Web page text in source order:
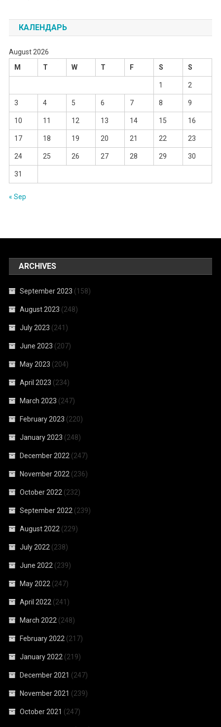
КАЛЕНДАРЬ
August 2026
M
T W T F S S
1 2
3 4 5 6 7 8 9
10 11 12 13 14 15 16
17 18 19 20 21 22 23
24 25 26 27 28 29 30
31
« Sep
ARCHIVES
September 2023 (158)
August 2023 (248)
July 2023 (241)
June 2023 (207)
May 2023 (204)
April 2023 (234)
March 2023 (247)
February 2023 (220)
January 2023 (248)
December 2022 (247)
November 2022 (236)
October 2022 (232)
September 2022 (239)
August 2022 (229)
July 2022 (238)
June 2022 (239)
May 2022 (247)
April 2022 (241)
March 2022 (248)
February 2022 (217)
January 2022 (219)
December 2021 (247)
November 2021 (239)
October 2021 (247)